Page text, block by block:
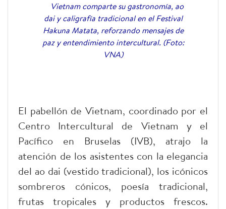
Vietnam comparte su gastronomía, ao
dai y caligrafía tradicional en el Festival
Hakuna Matata, reforzando mensajes de
paz y entendimiento intercultural. (Foto:
VNA)
El pabellón de Vietnam, coordinado por el
Centro Intercultural de Vietnam y el
Pacífico en Bruselas (IVB), atrajo la
atención de los asistentes con la elegancia
del ao dai (vestido tradicional), los icónicos
sombreros cónicos, poesía tradicional,
frutas tropicales y productos frescos.